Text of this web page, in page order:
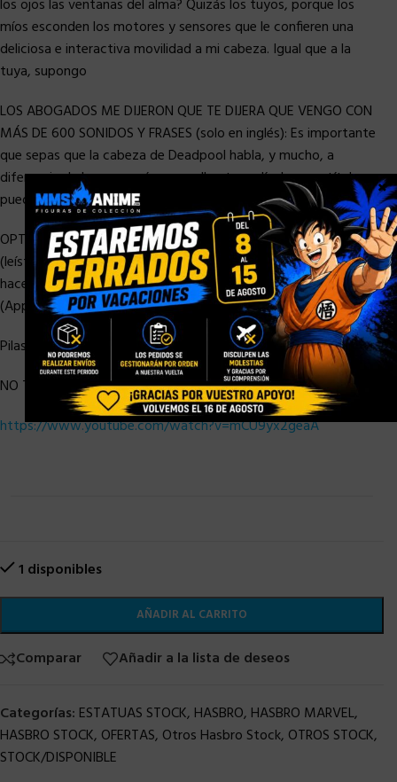
los ojos las ventanas del alma? Quizás los tuyos, porque los
míos esconden los motores y sensores que le confieren una
deliciosa e interactiva movilidad a mi cabeza. Igual que a la
tuya, supongo
LOS ABOGADOS ME DIJERON QUE TE DIJERA QUE VENGO CON
MÁS DE 600 SONIDOS Y FRASES (solo en inglés): Es importante
que sepas que la cabeza de Deadpool habla, y mucho, a
diferencia de lo que pasó en aquella otra película cuyo título no
puedo mencionar (Tú sabes a cual me refiero)
OPTIMIZADO POR APP PARA COMPLACER: Con el app gratis
(leíste bien, no hay excusa que valga) puedes ponerme a decir y
hacer un montón de [CENSURADO] chistes, bromas e insultos
(App solo en inglés)
Pilas necesarias (4x C, no incluidas).
NO TE PIERDAS EL VIDEO PROMOCIONAL
https://www.youtube.com/watch?v=mCU9yx2geaA
1 disponibles
AÑADIR AL CARRITO
Comparar Añadir a la lista de deseos
Categorías: ESTATUAS STOCK, HASBRO, HASBRO MARVEL,
HASBRO STOCK, OFERTAS, Otros Hasbro Stock, OTROS STOCK,
STOCK/DISPONIBLE
×